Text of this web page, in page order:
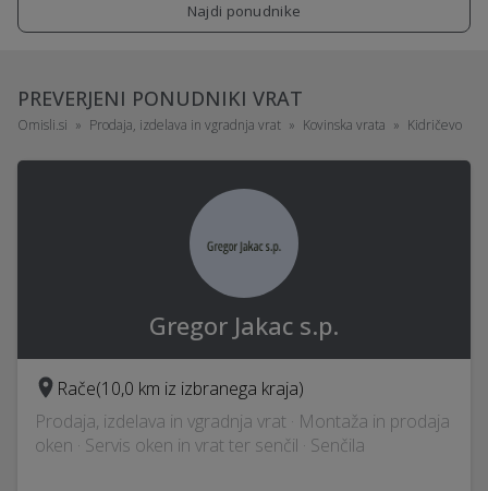
Najdi ponudnike
PREVERJENI PONUDNIKI VRAT
Omisli.si Prodaja, izdelava in vgradnja vrat Kovinska vrata Kidričevo
Gregor Jakac s.p.
Rače(10,0 km iz izbranega kraja)
Prodaja, izdelava in vgradnja vrat · Montaža in prodaja
oken · Servis oken in vrat ter senčil · Senčila